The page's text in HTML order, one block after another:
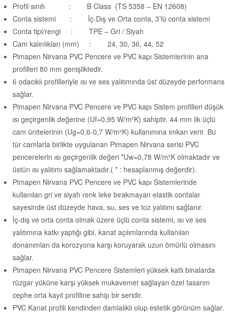
Profil sınıfı : B Class (TS 5358 – EN 12608)
Conta sistemi : İç-Dış ve Orta conta, 3’lü conta sistemi
Conta tipi/rengi : TPE – Gri / Siyah
Cam kalınlıkları (mm) : 24, 30, 36, 44, 52
Pimapen Nirvana PVC Pencere ve PVC kapı Sistemlerinin ana
profilleri 80 mm genişliktedir.
6 odacıklı profilleriyle ısı ve ses yalıtımında üst düzeyde performans
sağlar.
Pimapen Nirvana PVC Pencere ve PVC kapı Sistem profilleri düşük
ısı geçirgenlik değerine (Uf=0,95 W/m²K) sahiptir. 44 mm lik üçlü
cam ünitelerinin (Ug=0,6-0,7 W/m²K) kullanımına imkan verir. Bu
tür camlarla birlikte uygulanan Pimapen Nirvana serisi PVC
pencerelerin ısı geçirgenlik değeri *Uw=0,78 W/m²K olmaktadır ve
üstün ısı yalıtımı sağlamaktadır.( * : hesaplanmış değerdir).
Pimapen Nirvana PVC Pencere ve PVC kapı Sistemlerinde
kullanılan gri ve siyah renk leke bırakmayan elastik contalar
sayesinde üst düzeyde hava, su, ses ve toz yalıtımı sağlanır.
İç-dış ve orta conta olmak üzere üçlü conta sistemi, ısı ve ses
yalıtımına katkı yaptığı gibi, kanat açılımlarında kullanılan
donanımları da korozyona karşı koruyarak uzun ömürlü olmasını
sağlar.
Pimapen Nirvana PVC Pencere Sistemleri yüksek katlı binalarda
rüzgar yüküne karşı yüksek mukavemet sağlayan özel tasarım
cephe orta kayıt profiline sahip bir seridir.
PVC Kanat profili kendinden damlalıklı olup estetik görünüm sağlar.